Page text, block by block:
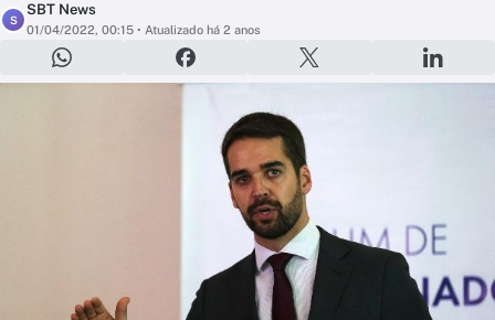
S
SBT News
01/04/2022, 00:15 • Atualizado há 2 anos